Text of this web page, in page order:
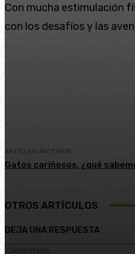
Con mucha estimulación
con los desafíos y las
ARTÍCULO ANTERIOR
Gatos cariñosos, ¿qué
OTROS ARTÍCULOS
DEJA UNA RESPUESTA